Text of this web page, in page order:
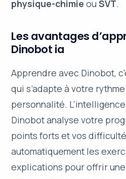
physique-chimie ouSVT.
Les avantages
Dinobot ia
Apprendre avec Dinobot,
qui s’adapte à votre
personnalité.
Dinobot analyse votre
points forts et vos
automatiquement les
explications pour offrir une